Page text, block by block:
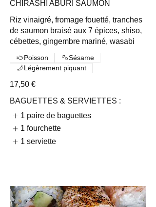
CHIRASHI ABURI SAUMON
Riz vinaigré, fromage fouetté, tranches
de saumon braisé aux 7 épices, shiso,
cébettes, gingembre mariné, wasabi
17,50 €
Poisson
Sésame
Légèrement piquant
BAGUETTES & SERVIETTES :
1 paire de baguettes
1 fourchette
1 serviette